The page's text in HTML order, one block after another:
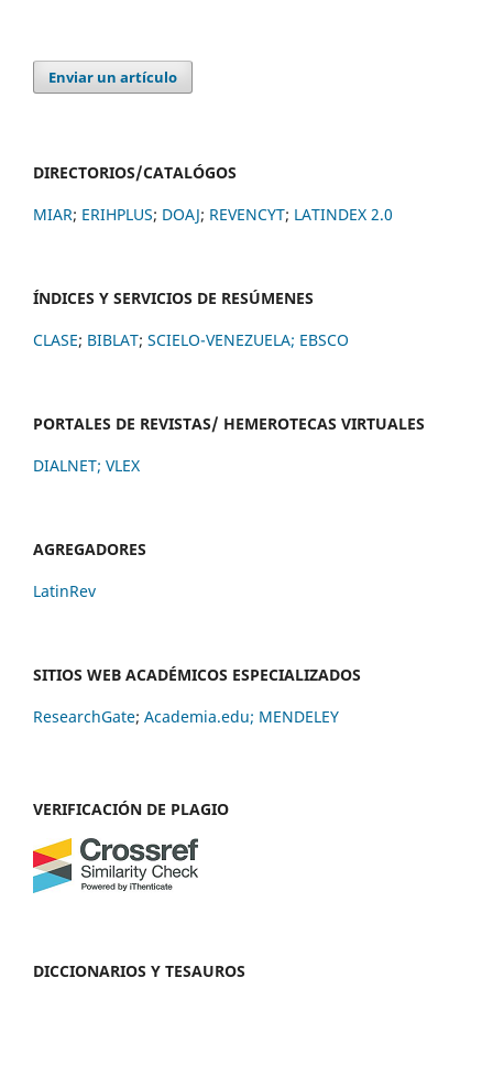
Enviar un artículo
DIRECTORIOS/CATALÓGOS
MIAR; ERIHPLUS; DOAJ; REVENCYT; LATINDEX 2.0
ÍNDICES Y SERVICIOS DE RESÚMENES
CLASE; BIBLAT; SCIELO-VENEZUELA; EBSCO
PORTALES DE REVISTAS/ HEMEROTECAS VIRTUALES
DIALNET; VLEX
AGREGADORES
LatinRev
SITIOS WEB ACADÉMICOS ESPECIALIZADOS
ResearchGate; Academia.edu; MENDELEY
VERIFICACIÓN DE PLAGIO
DICCIONARIOS Y TESAUROS